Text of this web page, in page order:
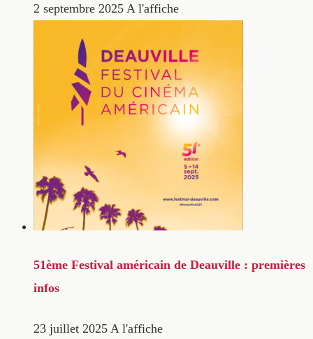
2 septembre 2025 A l'affiche
51ème Festival américain de Deauville : premières
infos
23 juillet 2025 A l'affiche